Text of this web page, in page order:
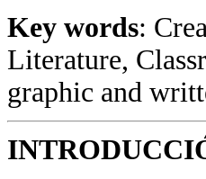
Key words:
Literature,
graphic and